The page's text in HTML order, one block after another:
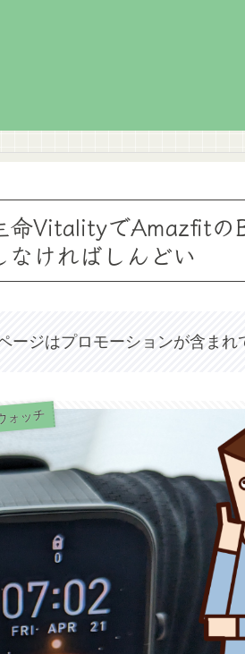
命VitalityでAmazfitの
なければしんどい
ージはプロモーションが含まれ
ォッチ